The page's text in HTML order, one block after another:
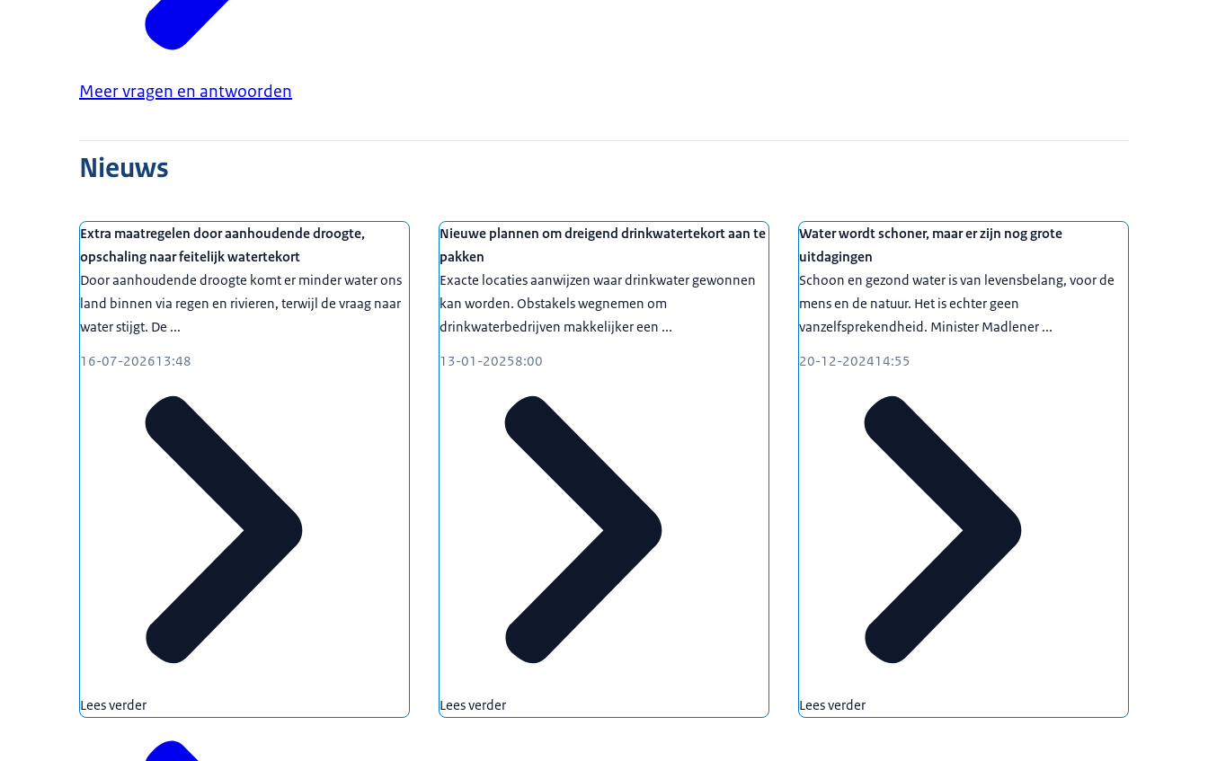
Meer vragen en antwoorden
Nieuws
Extra maatregelen door aanhoudende droogte,
opschaling naar feitelijk watertekort
Door aanhoudende droogte komt er minder water ons
land binnen via regen en rivieren, terwijl de vraag naar
water stijgt. De ...
16-07-202613:48
Lees verder
Nieuwe plannen om dreigend drinkwatertekort aan te
pakken
Exacte locaties aanwijzen waar drinkwater gewonnen
kan worden. Obstakels wegnemen om
drinkwaterbedrijven makkelijker een ...
13-01-20258:00
Lees verder
Water wordt schoner, maar er zijn nog grote
uitdagingen
Schoon en gezond water is van levensbelang, voor de
mens en de natuur. Het is echter geen
vanzelfsprekendheid. Minister Madlener ...
20-12-202414:55
Lees verder